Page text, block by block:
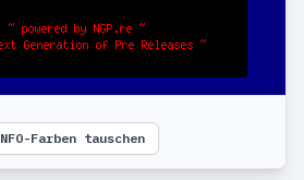
NFO-Farben tauschen